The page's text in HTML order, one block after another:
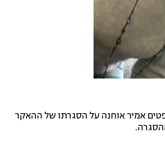
אמיר אוחנה על הסגרתו של ההאקר